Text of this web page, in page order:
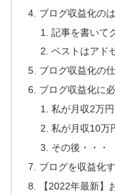
ブログ収益化の
記事を書いて
ベストはアド
ブログ収益化の
ブログ収益化に
私が月収2万
私が月収10万
その後・・・
ブログを収益化
【2022年最新